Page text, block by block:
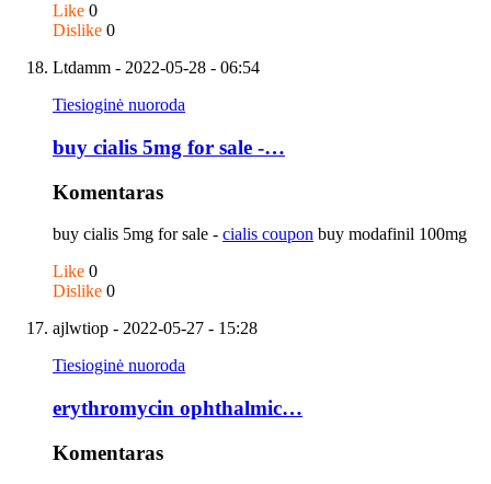
Like 0
Dislike 0
Ltdamm - 2022-05-28 - 06:54
Tiesioginė nuoroda
buy cialis 5mg for sale -…
Komentaras
buy cialis 5mg for sale - cialis coupon buy modafinil 100mg
Like 0
Dislike 0
ajlwtiop - 2022-05-27 - 15:28
Tiesioginė nuoroda
erythromycin ophthalmic…
Komentaras